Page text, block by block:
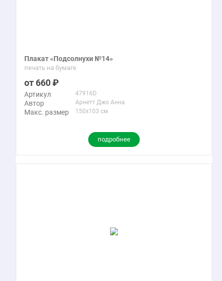
Плакат «Подсолнухи №14»
печать на бумаге
660
Артикул 47916D
Автор Арнетт Джо Анна
Макс. размер 150x103 см
подробнее